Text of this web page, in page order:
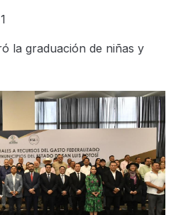
la graduación de niñas y